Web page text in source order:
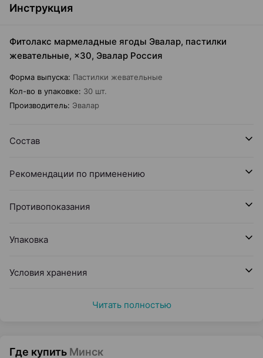
Инструкция
Фитолакс мармеладные ягоды Эвалар, пастилки
жевательные, ×30, Эвалар Россия
Форма выпуска: Пастилки жевательные
Кол-во в упаковке: 30 шт.
Производитель: Эвалар
Состав
Рекомендации по применению
Противопоказания
Упаковка
Условия хранения
Читать полностью
Где купить Минск